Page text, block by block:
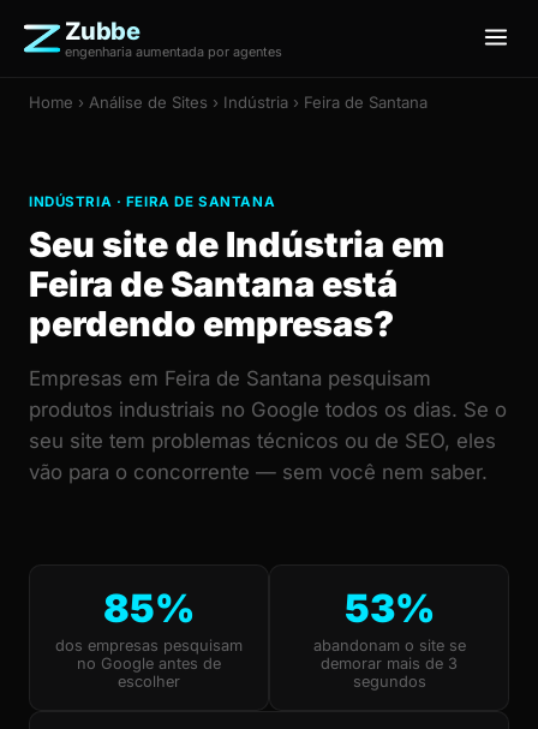
Zubbe
engenharia aumentada por agentes
Home › Análise de Sites › Indústria › Feira de Santana
INDÚSTRIA · FEIRA DE SANTANA
Seu site de Indústria em
Feira de Santana está
perdendo empresas?
Empresas em Feira de Santana pesquisam
produtos industriais no Google todos os dias. Se o
seu site tem problemas técnicos ou de SEO, eles
vão para o concorrente — sem você nem saber.
85%
dos empresas pesquisam
no Google antes de
escolher
53%
abandonam o site se
demorar mais de 3
segundos